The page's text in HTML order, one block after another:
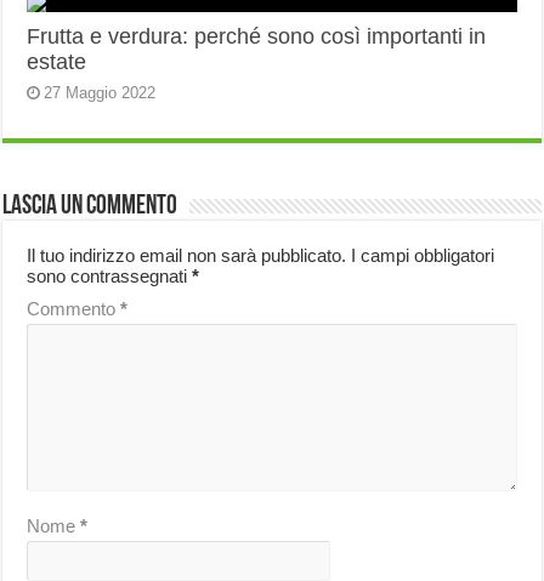
Frutta e verdura: perché sono così importanti in
estate
27 Maggio 2022
Lascia un commento
Il tuo indirizzo email non sarà pubblicato. I campi obbligatori
sono contrassegnati*
Commento*
Nome*